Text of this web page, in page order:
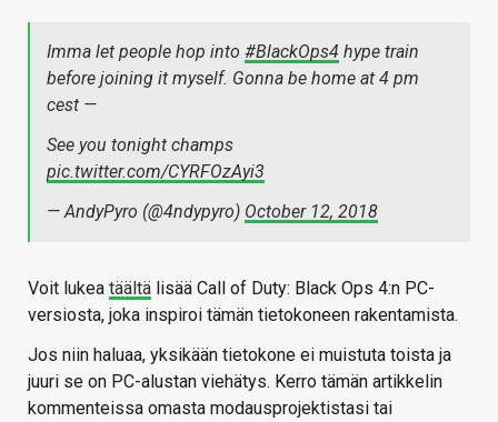
Imma let people hop into #BlackOps4 hype train
before joining it myself. Gonna be home at 4 pm
cest —
See you tonight champs
pic.twitter.com/CYRFOzAyi3
— AndyPyro (@4ndypyro) October 12, 2018
Voit lukea täältä lisää Call of Duty: Black Ops 4:n PC-
versiosta, joka inspiroi tämän tietokoneen rakentamista.
Jos niin haluaa, yksikään tietokone ei muistuta toista ja
juuri se on PC-alustan viehätys. Kerro tämän artikkelin
kommenteissa omasta modausprojektistasi tai